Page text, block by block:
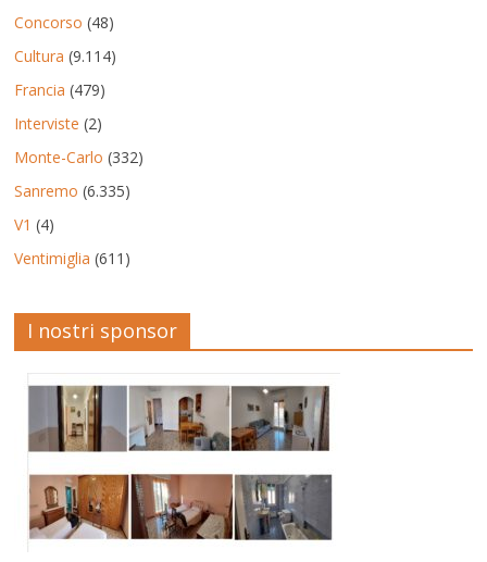
Concorso (48)
Cultura (9.114)
Francia (479)
Interviste (2)
Monte-Carlo (332)
Sanremo (6.335)
V1 (4)
Ventimiglia (611)
I nostri sponsor